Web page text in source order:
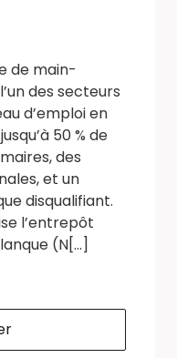
de main-
des secteurs
d’emploi en
50 % de
des
et un
disqualifiant.
l’entrepôt
(N[...]